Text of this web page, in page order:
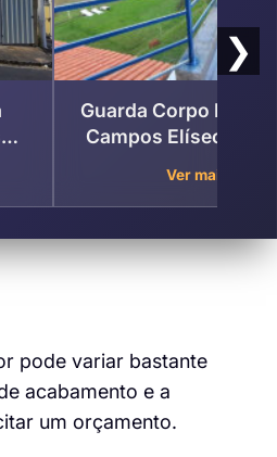
Guarda Corpo
Campos Elíseos –
Ver mais →
❯
pode variar bastante
acabamento e a
um orçamento.